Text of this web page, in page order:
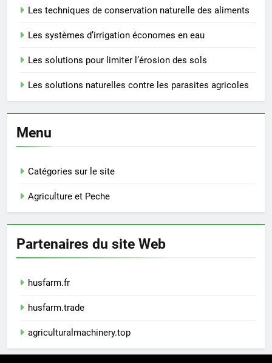
Les techniques de conservation naturelle des aliments
Les systèmes d’irrigation économes en eau
Les solutions pour limiter l’érosion des sols
Les solutions naturelles contre les parasites agricoles
Menu
Catégories sur le site
Agriculture et Peche
Partenaires du site Web
husfarm.fr
husfarm.trade
agriculturalmachinery.top